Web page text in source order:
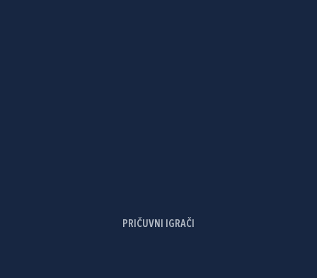
PRIČUVNI IGRAČI